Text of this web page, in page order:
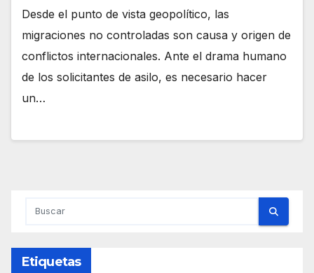
Desde el punto de vista geopolítico, las
migraciones no controladas son causa y origen de
conflictos internacionales. Ante el drama humano
de los solicitantes de asilo, es necesario hacer
un…
Etiquetas